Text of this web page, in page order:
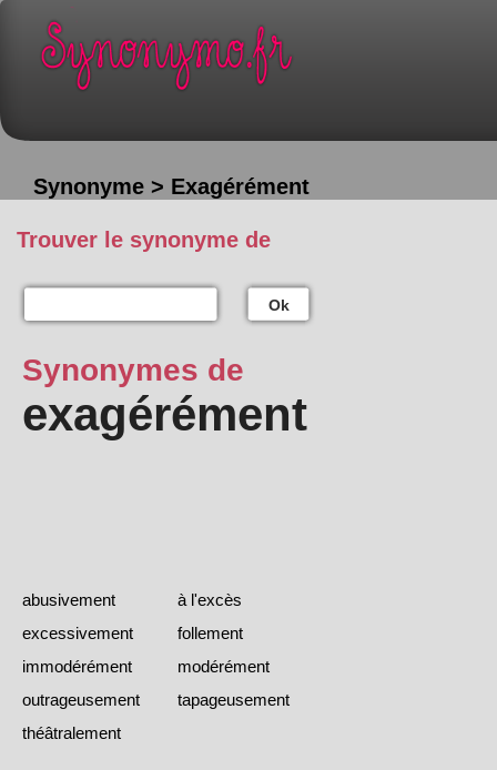
Synonyme > Exagérément
Trouver le synonyme de
Ok
Synonymes de
exagérément
abusivement
à l'excès
excessivement
follement
immodérément
modérément
outrageusement
tapageusement
théâtralement